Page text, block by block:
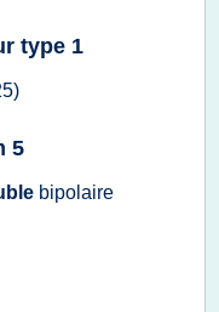
type 1
5
bipolaire